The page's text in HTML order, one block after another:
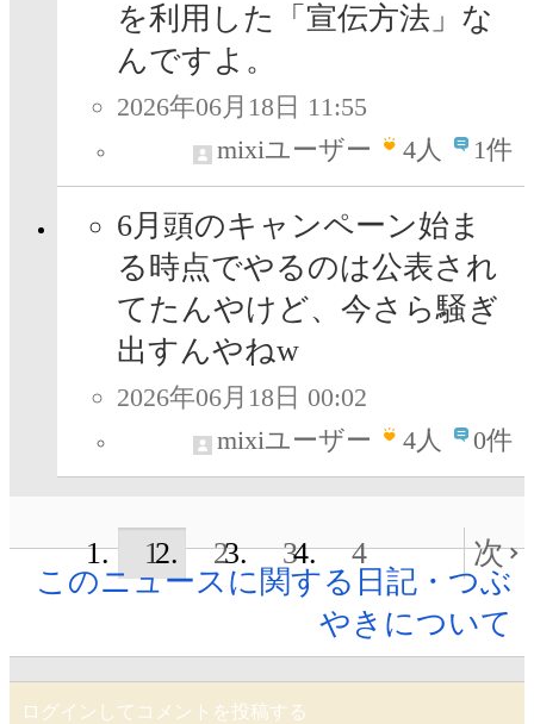
を利用した「宣伝方法」な
んですよ。
2026年06月18日 11:55
mixiユーザー
4人 1件
6月頭のキャンペーン始ま
る時点でやるのは公表され
てたんやけど、今さら騒ぎ
出すんやねw
2026年06月18日 00:02
mixiユーザー
4人 0件
1 2 3 4
次
このニュースに関する日記・つぶ
やきについて
ログインしてコメントを投稿する